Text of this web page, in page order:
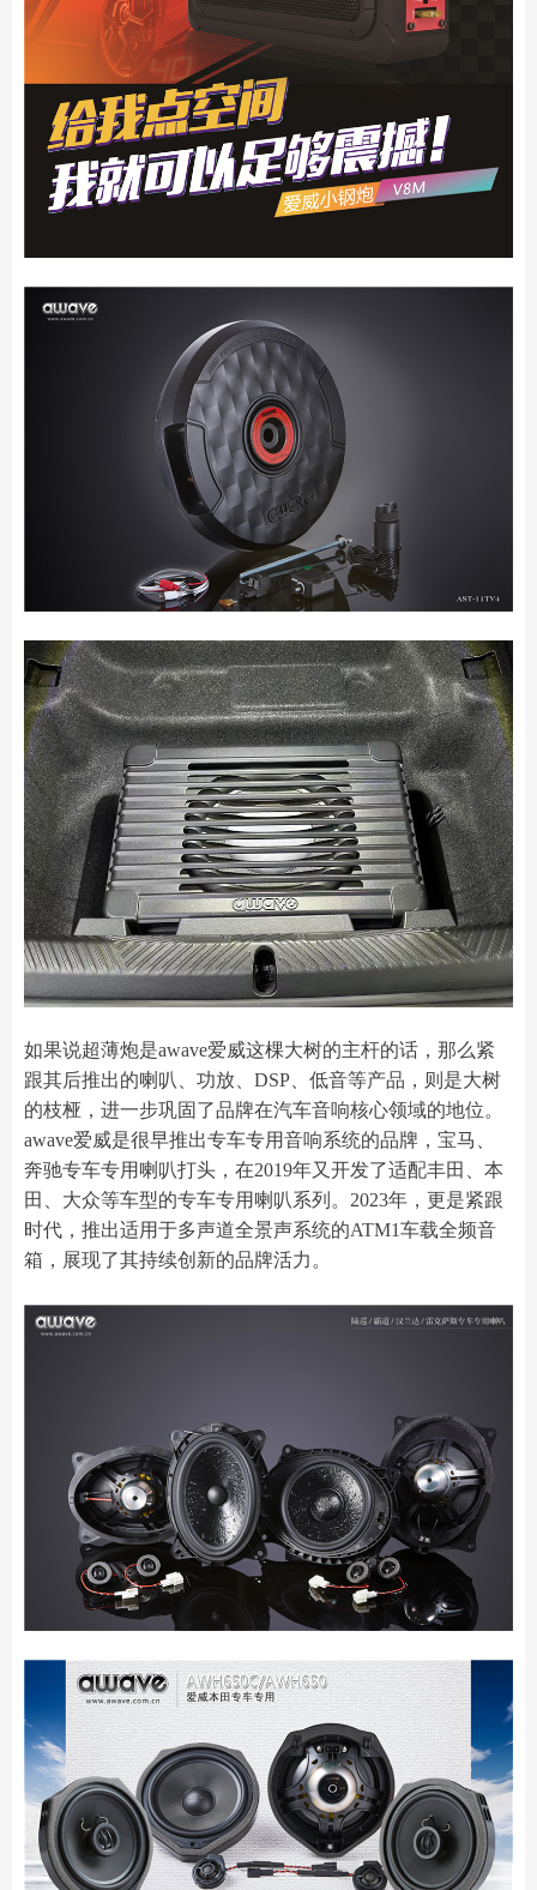
如果说超薄炮是awave爱威这棵大树的主杆的话，那么紧
跟其后推出的喇叭、功放、DSP、低音等产品，则是大树
的枝桠，进一步巩固了品牌在汽车音响核心领域的地位。
awave爱威是很早推出专车专用音响系统的品牌，宝马、
奔驰专车专用喇叭打头，在2019年又开发了适配丰田、本
田、大众等车型的专车专用喇叭系列。2023年，更是紧跟
时代，推出适用于多声道全景声系统的ATM1车载全频音
箱，展现了其持续创新的品牌活力。